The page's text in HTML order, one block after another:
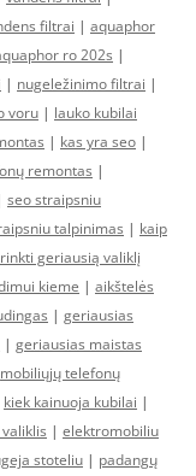
filtrai | aquaphor
ro 202s |
| nugeležinimo filtrai |
voru | lauko kubilai
| kas yra seo |
remontas |
seo straipsniu
talpinimas | kaip
geriausią valiklį
kieme | aikštelės
| geriausias
| geriausias maistas
mobiliųjų telefonų
kiek kainuoja kubilai |
| elektromobiliu
stoteliu | padangų